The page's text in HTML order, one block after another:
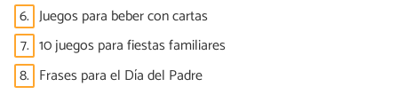
6. Juegos para beber con cartas
7. 10 juegos para fiestas familiares
8. Frases para el Día del Padre